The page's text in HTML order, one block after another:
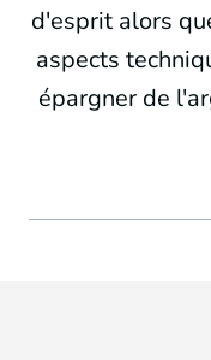
d'esprit alors
aspects
épargner de